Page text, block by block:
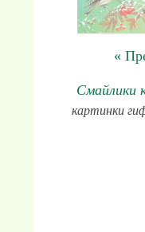
«
Смайлики
картинки